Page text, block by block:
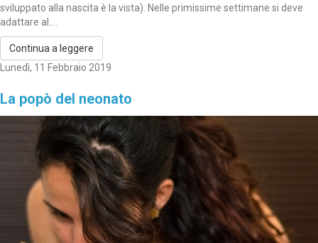
sviluppato alla nascita è la vista). Nelle primissime settimane si deve
adattare al....
Continua a leggere
Lunedì, 11 Febbraio 2019
La popò del neonato